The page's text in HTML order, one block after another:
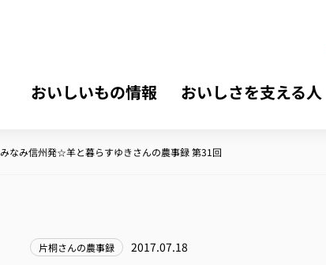
おいしいもの情報 おいしさを支える人
みなみ信州発☆羊と暮らすゆきさんの農事録 第31回
片桐さんの農事録 2017.07.18